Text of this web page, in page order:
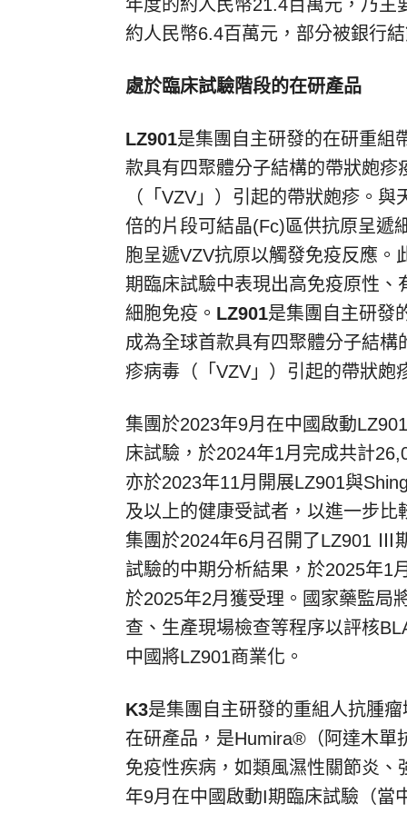
年度的約人民幣21.4百萬元，乃
約人民幣6.4百萬元，部分被銀行
處於臨床試驗階段的在研產品
LZ901是集團自主研發的在研重組
款具有四聚體分子結構的帶狀皰
（「VZV」）引起的帶狀皰疹。
倍的片段可結晶(Fc)區供抗原呈遞
胞呈遞VZV抗原以觸發免疫反應。
期臨床試驗中表現出高免疫原性
細胞免疫。 LZ901是集團自主研發
成為全球首款具有四聚體分子結
疹病毒（「VZV」）引起的帶狀皰
集團於2023年9月在中國啟動
床試驗，於2024年1月完成共計
亦於2023年11月開展LZ901與
及以上的健康受試者，以進一步
集團於2024年6月召開了LZ901 Ⅲ
試驗的中期分析結果，於2025年1
於2025年2月獲受理。國家藥監局
查、生產現場檢查等程序以評核
中國將LZ901商業化。
K3是集團自主研發的重組人抗腫
在研產品，是Humira®（阿達木單
免疫性疾病，如類風濕性關節炎
年9月在中國啟動I期臨床試驗（當